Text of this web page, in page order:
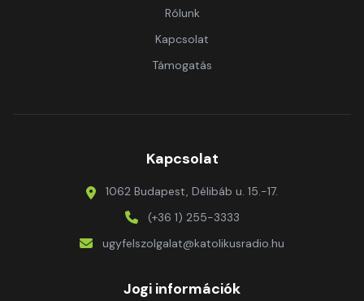
Rólunk
Kapcsolat
Támogatás
Kapcsolat
1062 Budapest, Délibáb u. 15.-17.
(+36 1) 255-3333
ugyfelszolgalat@katolikusradio.hu
Jogi információk